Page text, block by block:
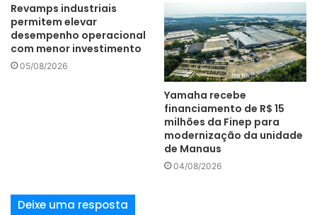
Revamps industriais
permitem elevar
desempenho operacional
com menor investimento
05/08/2026
Yamaha recebe
financiamento de R$ 15
milhões da Finep para
modernização da unidade
de Manaus
04/08/2026
Deixe uma resposta